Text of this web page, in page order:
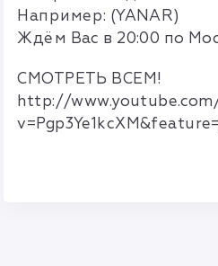
Например: (YANAR)
Ждём Вас в 20:00 по
СМОТРЕТЬ ВСЕМ!
http://